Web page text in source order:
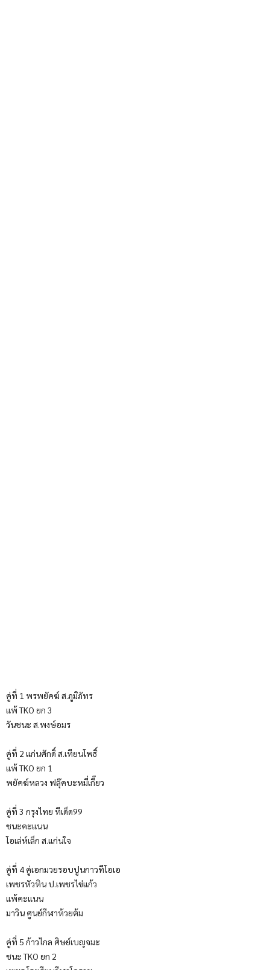
คู่ที่ 1 พรพยัคฆ์ ส.ภูมิภัทร
แพ้ TKO ยก 3
วันชนะ ส.พงษ์อมร
คู่ที่ 2 แก่นศักดิ์ ส.เทียนโพธิ์
แพ้ TKO ยก 1
พยัคฆ์หลวง ฟลุ๊คบะหมี่เกี๊ยว
คู่ที่ 3 กรุงไทย ทีเด็ด99
ชนะคะแนน
โอเล่ห์เล็ก ส.แก่นใจ
คู่ที่ 4 คู่เอกมวยรอบปูนกาวทีโอเอ
เพชรหัวหิน ป.เพชรไข่แก้ว
แพ้คะแนน
มาวิน ศูนย์กีฬาห้วยต้ม
คู่ที่ 5 ก้าวไกล ศิษย์เบญจมะ
ชนะ TKO ยก 2